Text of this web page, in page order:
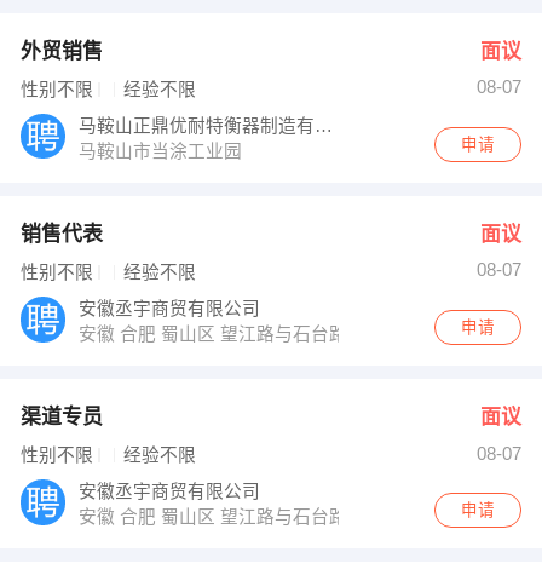
外贸销售 面议
性别不限 经验不限
08-07
马鞍山正鼎优耐特衡器制造有限公司
马鞍山市当涂工业园
申请
销售代表 面议
性别不限 经验不限
08-07
安徽丞宇商贸有限公司
安徽 合肥 蜀山区 望江路与石台路交口150米
申请
渠道专员 面议
性别不限 经验不限
08-07
安徽丞宇商贸有限公司
安徽 合肥 蜀山区 望江路与石台路交口150米
申请